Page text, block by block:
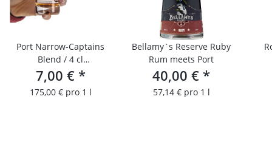
Port Narrow-Captains
Blend / 4 cl
Probierfläschchen
7,00 € *
175,00 € pro 1 l
Bellamy`s Reserve Ruby
Rum meets Port
40,00 € *
57,14 € pro 1 l